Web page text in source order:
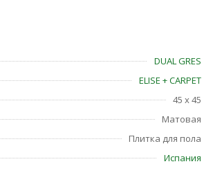
DUAL GRES
ELISE + CARPET
45 x 45
Матовая
Плитка для пола
Испания